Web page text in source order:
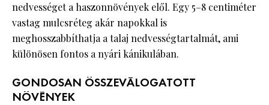
nedvességet a haszonnövények elől. Egy 5–8 centiméter
vastag mulcsréteg akár napokkal is
meghosszabbíthatja a talaj nedvességtartalmát, ami
különösen fontos a nyári kánikulában.
GONDOSAN ÖSSZEVÁLOGATOTT
NÖVÉNYEK